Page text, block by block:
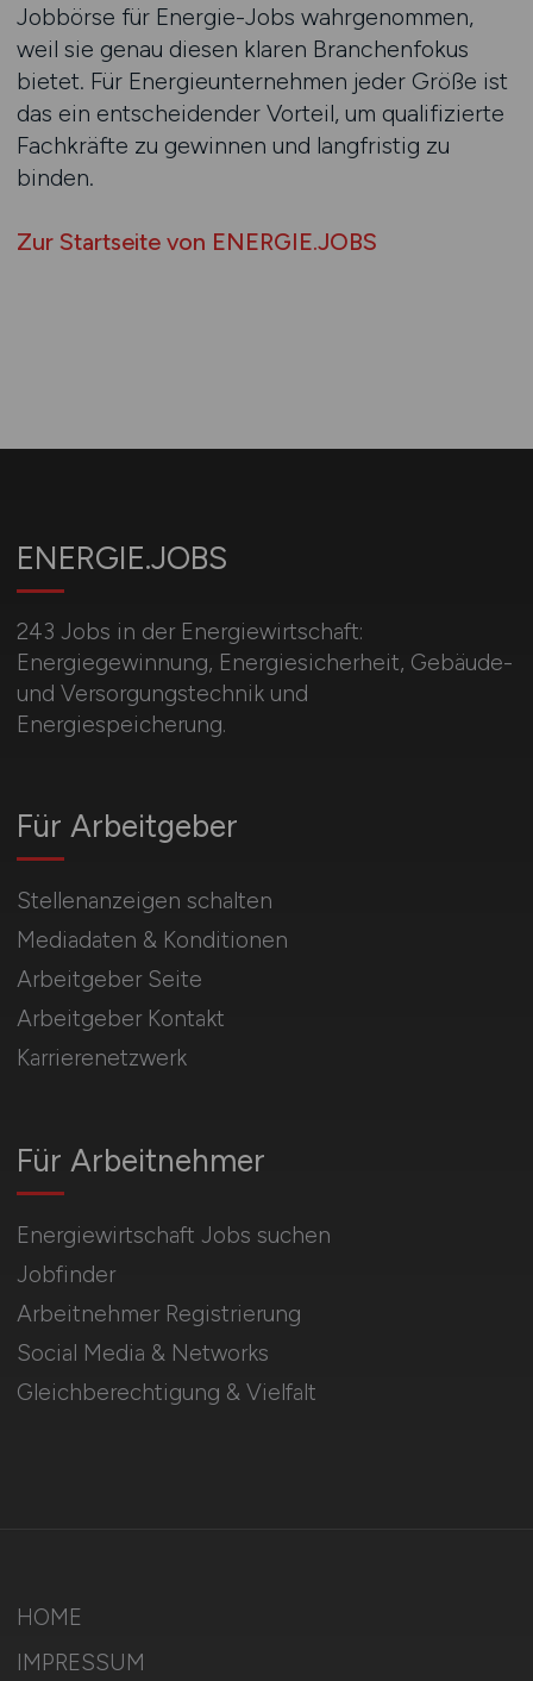
Jobbörse für Energie-Jobs wahrgenommen,
weil sie genau diesen klaren Branchenfokus
bietet. Für Energieunternehmen jeder Größe ist
das ein entscheidender Vorteil, um qualifizierte
Fachkräfte zu gewinnen und langfristig zu
binden.
Zur Startseite von ENERGIE.JOBS
ENERGIE.JOBS
243 Jobs in der Energiewirtschaft:
Energiegewinnung, Energiesicherheit, Gebäude-
und Versorgungstechnik und
Energiespeicherung.
Für Arbeitnehmer
Energiewirtschaft Jobs suchen
Jobfinder
Arbeitnehmer Registrierung
Social Media & Networks
Gleichberechtigung & Vielfalt
Für Arbeitgeber
Stellenanzeigen schalten
Mediadaten & Konditionen
Arbeitgeber Seite
Arbeitgeber Kontakt
Karrierenetzwerk
HOME
IMPRESSUM